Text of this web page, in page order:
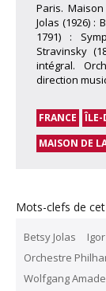
Paris.
Jolas (1926) :
1791) :
Stravinsky
intégral.
direction
FRANCE ÎLE-
MAISON DE
Mots-clefs de
Betsy Jolas
Orchestre
Wolfgang